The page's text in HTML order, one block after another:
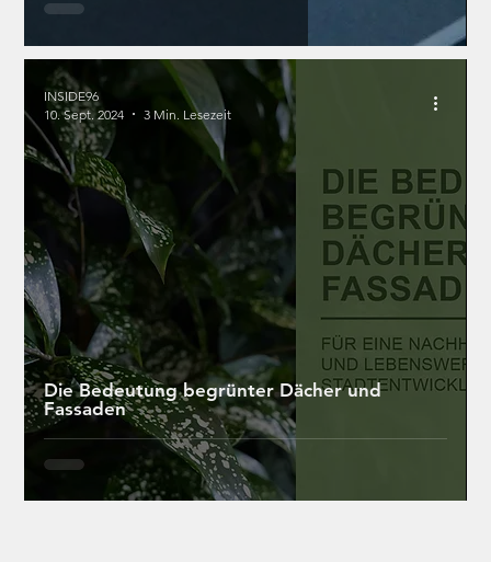
Die Bedeutung begrünter Dächer und
Fassaden
INSIDE96
10. Sept. 2024
3 Min. Lesezeit